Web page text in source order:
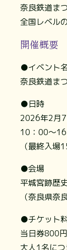
奈良鉄道ま
全国レベル
開催概要
●イベント
奈良鉄道ま
●日時
2026年2月7
10：00〜
（最終入場
●会場
平城宮跡歴
（奈良県奈
●チケット
当日券800
大人1名に